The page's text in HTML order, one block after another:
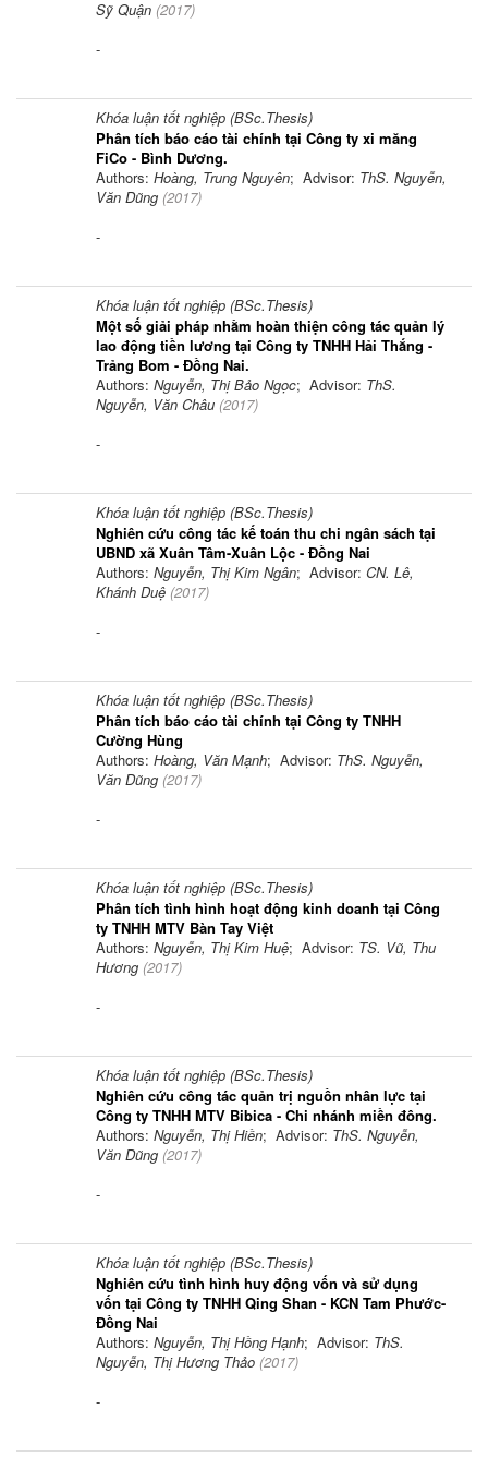
Sỹ Quận (2017)
-
Khóa luận tốt nghiệp (BSc.Thesis)
Phân tích báo cáo tài chính tại Công ty xi măng
FiCo - Bình Dương.
Authors: Hoàng, Trung Nguyên; Advisor: ThS. Nguyễn,
Văn Dũng (2017)
-
Khóa luận tốt nghiệp (BSc.Thesis)
Một số giải pháp nhằm hoàn thiện công tác quản lý
lao động tiền lương tại Công ty TNHH Hải Thắng -
Trảng Bom - Đồng Nai.
Authors: Nguyễn, Thị Bảo Ngọc; Advisor: ThS.
Nguyễn, Văn Châu (2017)
-
Khóa luận tốt nghiệp (BSc.Thesis)
Nghiên cứu công tác kế toán thu chi ngân sách tại
UBND xã Xuân Tâm-Xuân Lộc - Đồng Nai
Authors: Nguyễn, Thị Kim Ngân; Advisor: CN. Lê,
Khánh Duệ (2017)
-
Khóa luận tốt nghiệp (BSc.Thesis)
Phân tích báo cáo tài chính tại Công ty TNHH
Cường Hùng
Authors: Hoàng, Văn Mạnh; Advisor: ThS. Nguyễn,
Văn Dũng (2017)
-
Khóa luận tốt nghiệp (BSc.Thesis)
Phân tích tình hình hoạt động kinh doanh tại Công
ty TNHH MTV Bàn Tay Việt
Authors: Nguyễn, Thị Kim Huệ; Advisor: TS. Vũ, Thu
Hương (2017)
-
Khóa luận tốt nghiệp (BSc.Thesis)
Nghiên cứu công tác quản trị nguồn nhân lực tại
Công ty TNHH MTV Bibica - Chi nhánh miền đông.
Authors: Nguyễn, Thị Hiền; Advisor: ThS. Nguyễn,
Văn Dũng (2017)
-
Khóa luận tốt nghiệp (BSc.Thesis)
Nghiên cứu tình hình huy động vốn và sử dụng
vốn tại Công ty TNHH Qing Shan - KCN Tam Phước-
Đồng Nai
Authors: Nguyễn, Thị Hồng Hạnh; Advisor: ThS.
Nguyễn, Thị Hương Thảo (2017)
-